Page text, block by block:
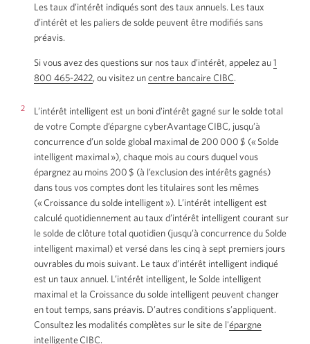
Les taux d’intérêt indiqués sont des taux annuels. Les taux
d’intérêt et les paliers de solde peuvent être modifiés sans
préavis.
Si vous avez des questions sur nos taux d’intérêt, appelez au1
800 465-2422Votre
téléphone
s'ouvrira.
, ou visitez uncentre bancaire CIBCUne
fenêtre
s’affichera.
.
2
L’intérêt intelligent est un boni d'intérêt gagné sur le solde total
de votre Compte d’épargne cyberAvantage CIBC, jusqu’à
concurrence d’un solde global maximal de 200 000 $ (« Solde
intelligent maximal »), chaque mois au cours duquel vous
épargnez au moins 200 $ (à l’exclusion des intérêts gagnés)
dans tous vos comptes dont les titulaires sont les mêmes
(« Croissance du solde intelligent »). L’intérêt intelligent est
calculé quotidiennement au taux d’intérêt intelligent courant sur
le solde de clôture total quotidien (jusqu’à concurrence du Solde
intelligent maximal) et versé dans les cinq à sept premiers jours
ouvrables du mois suivant. Le taux d’intérêt intelligent indiqué
est un taux annuel. L’intérêt intelligent, le Solde intelligent
maximal et la Croissance du solde intelligent peuvent changer
en tout temps, sans préavis. D’autres conditions s’appliquent.
Consultez les modalités complètes sur le site de l'épargne
intelligente CIBC.